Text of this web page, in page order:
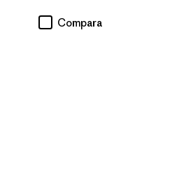
Compara